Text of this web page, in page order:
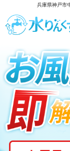
兵庫県神戸市